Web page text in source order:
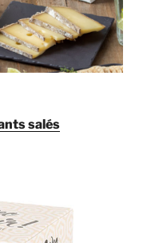
salés